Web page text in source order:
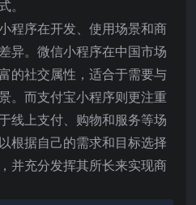
。
程序在开发、使用场景和商
异。微信小程序在中国市场
的社交属性，适合于需要与
。而支付宝小程序则更注重
线上支付、购物和服务等场
根据自己的需求和目标选择
并充分发挥其所长来实现商